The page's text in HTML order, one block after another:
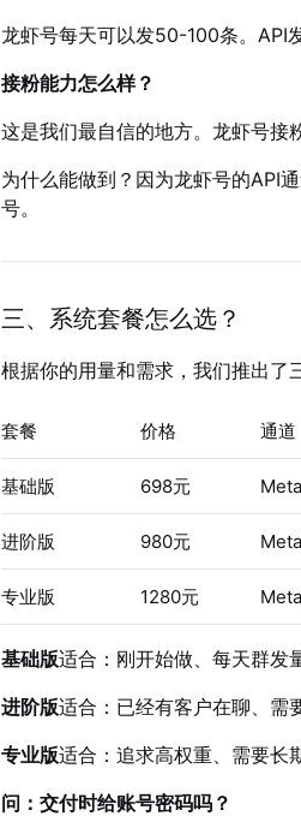
龙虾号每天可以发50-100条。API
接粉能力怎么样？
这是我们最自信的地方。龙虾号接
为什么能做到？因为龙虾号的API
号。
三、系统套餐怎么选？
根据你的用量和需求，我们推出了
套餐 价格 通道
基础版 698元
进阶版 980元
专业版 1280元
基础版适合：刚开始做、每天群发
进阶版适合：已经有客户在聊、需
专业版适合：追求高权重、需要长
问：交付时给账号密码吗？